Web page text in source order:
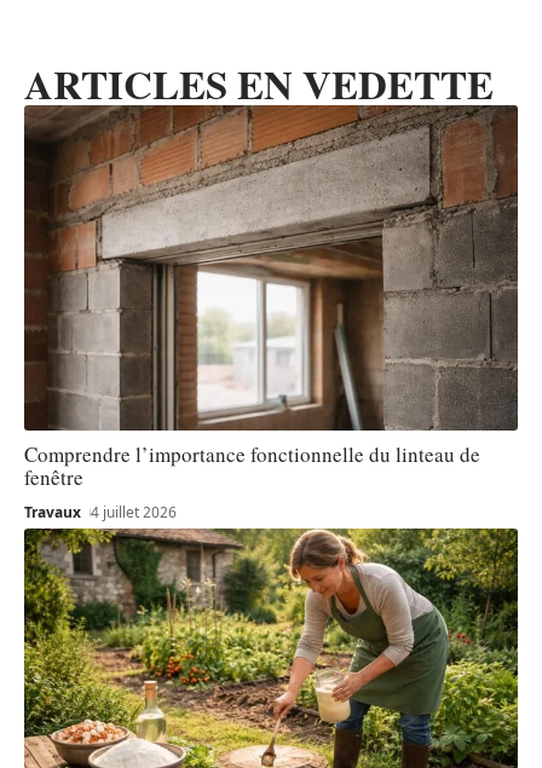
ARTICLES EN VEDETTE
Comprendre l’importance fonctionnelle du linteau de
fenêtre
Travaux 4 juillet 2026